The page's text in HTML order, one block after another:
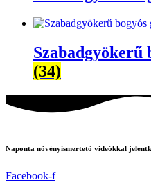
Szabadgyökerű
(34)
Naponta növényismertető videókkal
Facebook-f